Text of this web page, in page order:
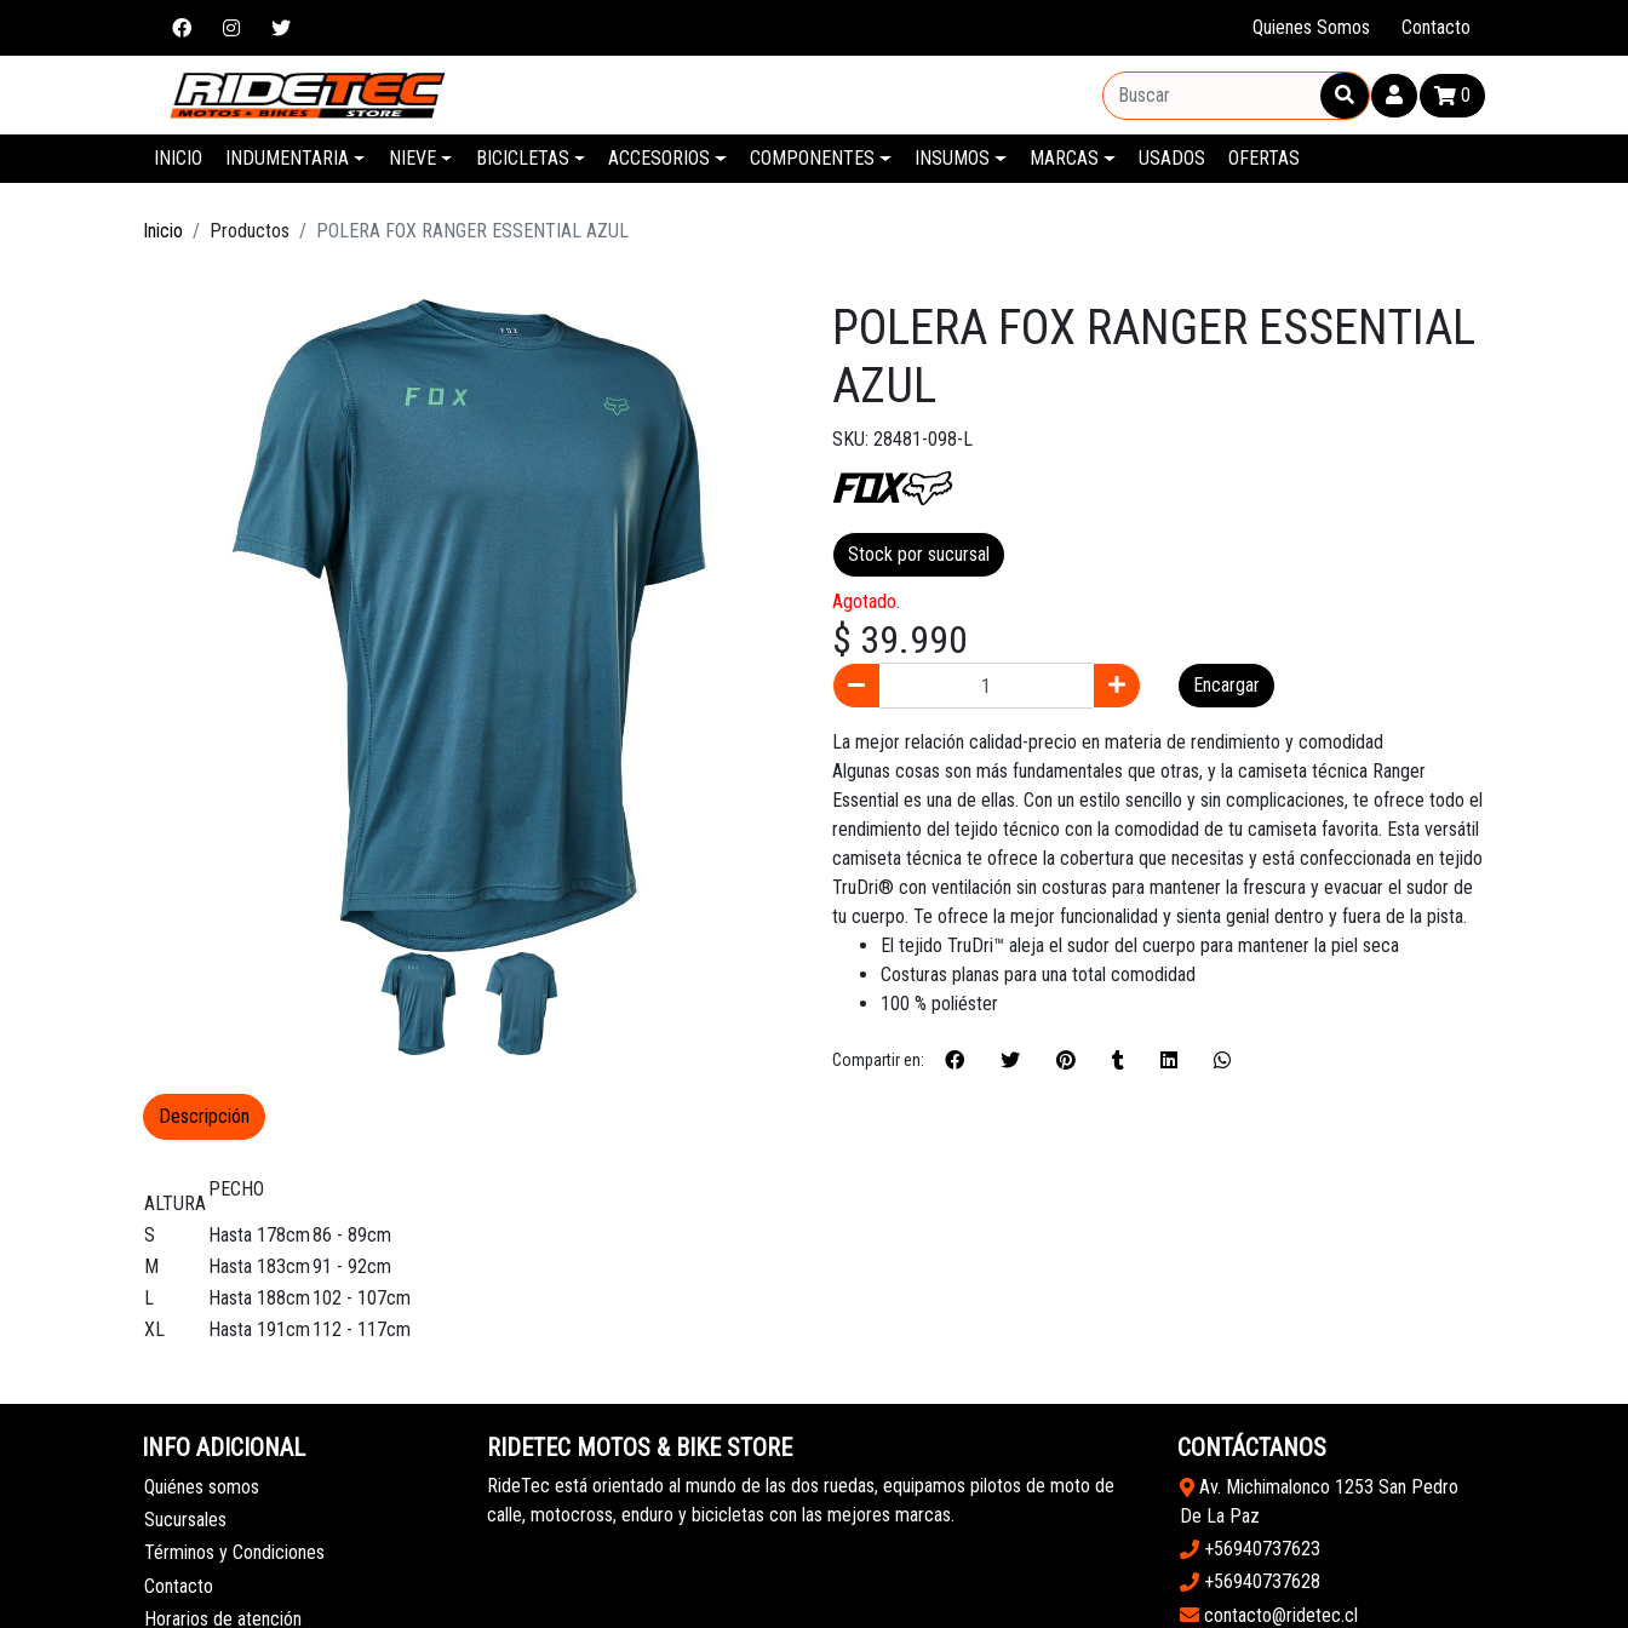
Quienes Somos Contacto
0
INICIO INDUMENTARIA NIEVE BICICLETAS ACCESORIOS COMPONENTES INSUMOS MARCAS USADOS OFERTAS
Inicio Productos POLERA FOX RANGER ESSENTIAL AZUL
POLERA FOX RANGER ESSENTIAL
AZUL
SKU: 28481-098-L
Stock por sucursal
Agotado.
$ 39.990
Encargar
La mejor relación calidad-precio en materia de rendimiento y comodidad
Algunas cosas son más fundamentales que otras, y la camiseta técnica Ranger
Essential es una de ellas. Con un estilo sencillo y sin complicaciones, te ofrece todo el
rendimiento del tejido técnico con la comodidad de tu camiseta favorita. Esta versátil
camiseta técnica te ofrece la cobertura que necesitas y está confeccionada en tejido
TruDri® con ventilación sin costuras para mantener la frescura y evacuar el sudor de
tu cuerpo. Te ofrece la mejor funcionalidad y sienta genial dentro y fuera de la pista.
El tejido TruDri™ aleja el sudor del cuerpo para mantener la piel seca
Costuras planas para una total comodidad
100 % poliéster
Compartir en:
ALTURA
PECHO
S
Hasta 178cm86 - 89cm
M
Hasta 183cm91 - 92cm
L
Hasta 188cm 102 - 107cm
XL
Hasta 191cm 112 - 117cm
Descripción
INFO ADICIONAL
Quiénes somos
Sucursales
Términos y Condiciones
Contacto
Horarios de atención
RIDETEC MOTOS & BIKE STORE
RideTec está orientado al mundo de las dos ruedas, equipamos pilotos de moto de
calle, motocross, enduro y bicicletas con las mejores marcas.
CONTÁCTANOS
Av. Michimalonco 1253 San Pedro
De La Paz
+56940737623
+56940737628
contacto@ridetec.cl